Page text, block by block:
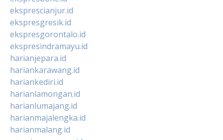
eksprescianjur.id
ekspresgresik.id
ekspresgorontalo.id
ekspresindramayu.id
harianjepara.id
hariankarawang.id
hariankediri.id
harianlamongan.id
harianlumajang.id
harianmajalengka.id
harianmalang.id